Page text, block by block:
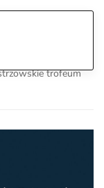
trofeum